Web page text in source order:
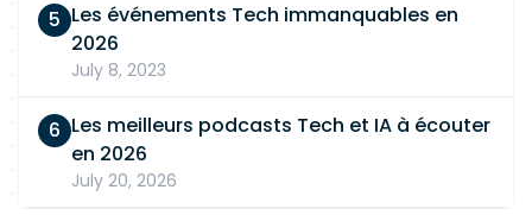
Les événements Tech immanquables en
2026
July 8, 2023
Les meilleurs podcasts Tech et IA à écouter
en 2026
July 20, 2026